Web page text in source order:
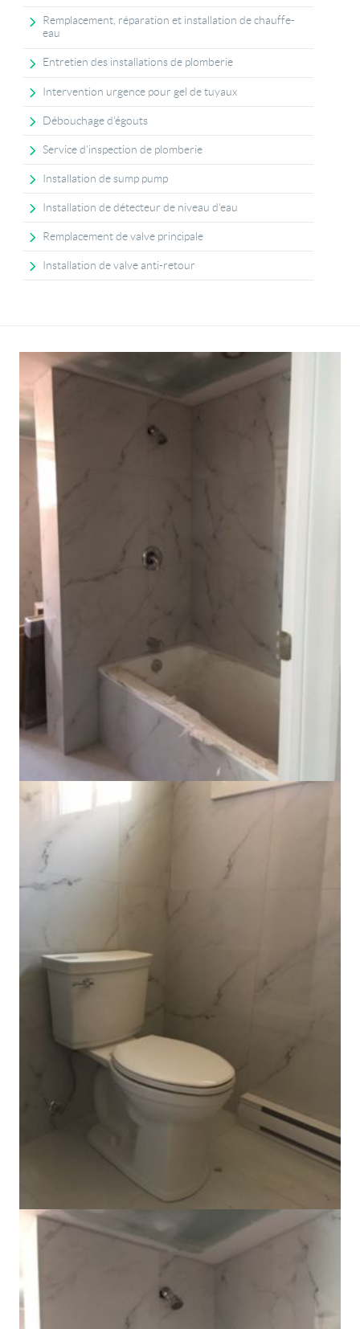
Remplacement, réparation et installation de chauffe-
eau
Entretien des installations de plomberie
Intervention urgence pour gel de tuyaux
Débouchage d'égouts
Service d'inspection de plomberie
Installation de sump pump
Installation de détecteur de niveau d'eau
Remplacement de valve principale
Installation de valve anti-retour